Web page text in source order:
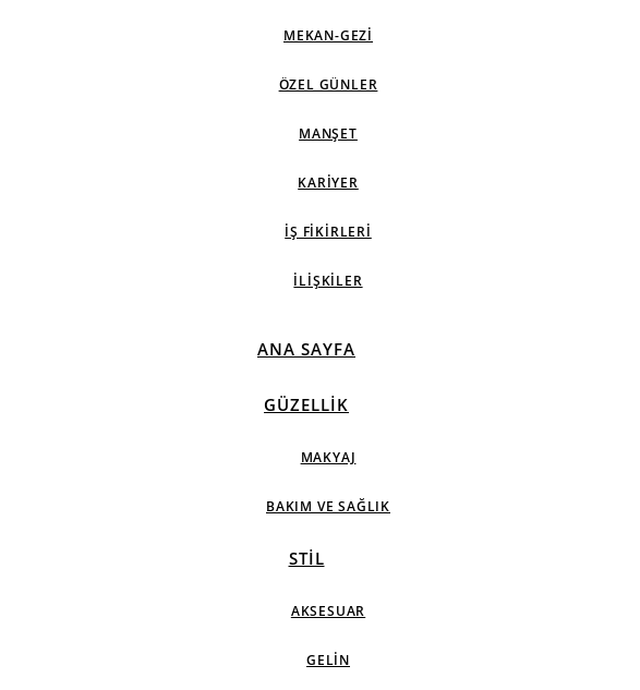
MEKAN-GEZI
ÖZEL GÜNLER
MANŞET
KARIYER
İŞ FIKIRLERI
İLIŞKILER
ANA SAYFA
GÜZELLIK
MAKYAJ
BAKIM VE SAĞLIK
STIL
AKSESUAR
GELIN